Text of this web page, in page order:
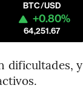
BTC/USD
+0.80%
64,251.67
dificultades, y